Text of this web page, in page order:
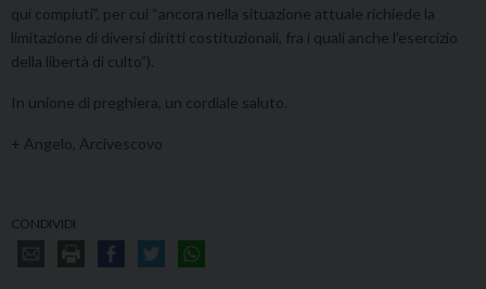
qui compiuti”, per cui “ancora nella situazione attuale richiede la
limitazione di diversi diritti costituzionali, fra i quali anche l’esercizio
della libertà di culto”).
In unione di preghiera, un cordiale saluto.
+ Angelo, Arcivescovo
CONDIVIDI